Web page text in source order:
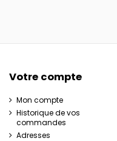
Votre compte
Mon compte
Historique de vos
commandes
Adresses